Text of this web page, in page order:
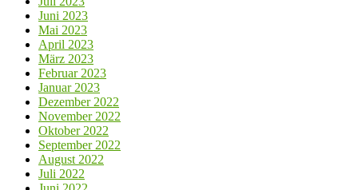
Juni 2023
Mai 2023
April 2023
März 2023
Februar 2023
Januar 2023
Dezember 2022
November 2022
Oktober 2022
September 2022
August 2022
Juli 2022